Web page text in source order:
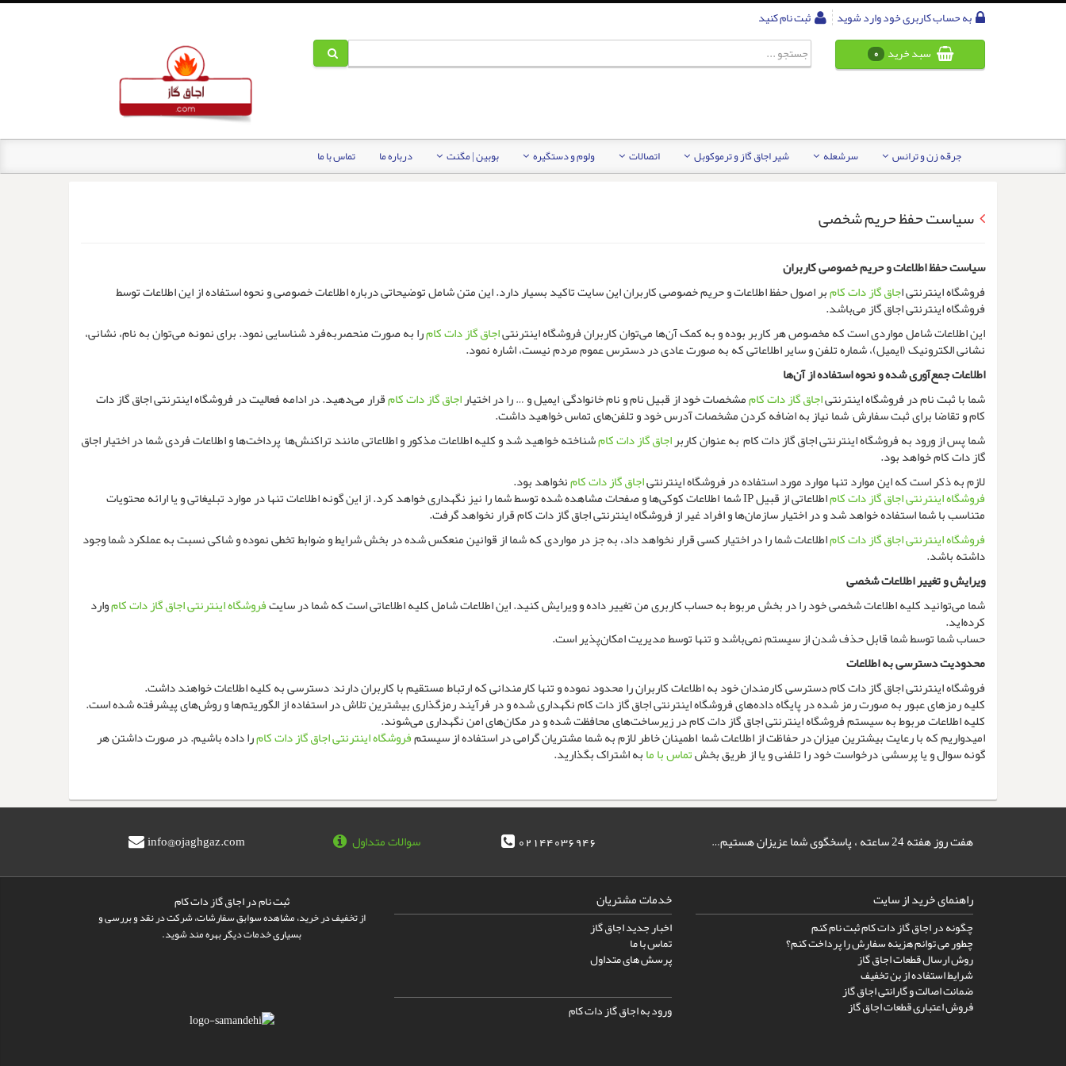
به حساب کاربری خود وارد شوید
ثبت نام کنید
سبد خرید
0
جرقه زن و ترانس سرشعله شیر اجاق گاز و ترموکوبل اتصالات ولوم و دستگیره بوبین | مگنت درباره ما تماس با ما
سیاست حفظ حریم شخصی
سیاست حفظ اطلاعات و حریم خصوصی کاربران
فروشگاه اینترنتی اجاق گاز دات کامبر اصول حفظ اطلاعات و حریم خصوصی کاربران این سایت تاکید بسیار دارد. این متن شامل توضیحاتی درباره اطلاعات خصوصی و نحوه استفاده از این اطلاعات توسط
فروشگاه اینترنتی اجاق گاز می‌باشد.
این اطلاعات شامل مواردی است که مخصوص هر کاربر بوده و به کمک آن‌ها می‌توان کاربران فروشگاه اینترنتیاجاق گاز دات کامرا به صورت منحصربه‌فرد شناسایی نمود. برای نمونه می‌توان به نام، نشانی،
نشانی الکترونیک (ایمیل)، شماره تلفن و سایر اطلاعاتی که به صورت عادی در دسترس عموم مردم نیست، اشاره نمود.
اطلاعات جمع‌آوری شده و نحوه استفاده از آن‌ها
شما با ثبت نام در فروشگاه اینترنتیاجاق گاز دات کاممشخصات خود از قبیل نام و نام خانوادگی٬ ایمیل و … را در اختیار اجاق گاز دات کامقرار می‌دهید. در ادامه فعالیت در فروشگاه اینترنتی اجاق گاز دات
کام و تقاضا برای ثبت سفارش٬ شما نیاز به اضافه کردن مشخصات آدرس خود و تلفن‌های تماس خواهید داشت.
شما پس از ورود به فروشگاه اینترنتی اجاق گاز دات کام٬ به عنوان کاربر
اجاق گاز دات کام شناخته خواهید شد و کلیه اطلاعات مذکور و اطلاعاتی مانند تراکنش‌ها٬ پرداخت‌ها و اطلاعات فردی شما در اختیار اجاق
گاز دات کام خواهد بود.
لازم به ذکر است که این موارد تنها موارد مورد استفاده در فروشگاه اینترنتیاجاق گاز دات کامنخواهد بود.
فروشگاه اینترنتی اجاق گاز دات کام اطلاعاتی از قبیل IP شما٬ اطلاعات کوکی‌ها و صفحات مشاهده شده توسط شما را نیز نگهداری خواهد کرد. از این گونه اطلاعات تنها در موارد تبلیغاتی و یا ارائه محتویات
متناسب با شما استفاده خواهد شد و در اختیار سازمان‌ها و افراد غیر از فروشگاه اینترنتی اجاق گاز دات کام قرار نخواهد گرفت.
فروشگاه اینترنتی اجاق گاز دات کاماطلاعات شما را در اختیار کسی قرار نخواهد داد، به جز در مواردی که شما از قوانین منعکس شده در بخش شرایط و ضوابط تخطی نموده و شاکی نسبت به عملکرد شما وجود
داشته باشد.
ویرایش و تغییر اطلاعات شخصی
شما می‌توانید کلیه اطلاعات شخصی خود را در بخش مربوط به حساب کاربری من تغییر داده و ویرایش کنید. این اطلاعات شامل کلیه اطلاعاتی است که شما در سایتفروشگاه اینترنتی اجاق گاز دات کاموارد
کرده‌اید.
حساب شما توسط شما قابل حذف شدن از سیستم نمی‌باشد و تنها توسط مدیریت امکان‌پذیر است.
محدودیت دسترسی به اطلاعات
فروشگاه اینترنتی اجاق گاز دات کام دسترسی کارمندان خود به اطلاعات کاربران را محدود نموده و تنها کارمندانی که ارتباط مستقیم با کاربران دارند٬ دسترسی به کلیه اطلاعات خواهند داشت.
کلیه رمزهای عبور به صورت رمز شده در پایگاه داده‌های فروشگاه اینترنتی اجاق گاز دات کام نگهداری شده و در فرآیند رمزگذاری بیشترین تلاش در استفاده از الگوریتم‌ها و روش‌های پیشرفته شده است.
کلیه اطلاعات مربوط به سیستم فروشگاه اینترنتی اجاق گاز دات کام در زیرساخت‌های محافظت شده و در مکان‌های امن نگهداری می‌شوند.
امیدواریم که با رعایت بیشترین میزان در حفاظت از اطلاعات شما٬‌ اطمینان خاطر لازم به شما مشتریان گرامی در استفاده از سیستم فروشگاه اینترنتی اجاق گاز دات کامرا داده باشیم. در صورت داشتن هر
گونه سوال و یا پرسشی٬ درخواست خود را تلفنی و یا از طریق بخش تماس با مابه اشتراک بگذارید.
هفت روز هفته 24 ساعته ، پاسخگوی شما عزیزان هستیم… 02144036946 سوالات متداول info@ojaghgaz.com
راهنمای خرید از سایت
چگونه در اجاق گاز دات کام ثبت نام کنم
چطور می توانم هزینه سفارش را پرداخت کنم؟
روش ارسال قطعات اجاق گاز
شرایط استفاده از بن تخفیف
ضمانت اصالت و گارانتی اجاق گاز
فروش اعتباری قطعات اجاق گاز
خدمات مشتریان
اخبار جدید اجاق گاز
تماس با ما
پرسش های متداول
ورود به اجاق گاز دات کام
ثبت نام در اجاق گاز دات کام
از تخفیف در خرید، مشاهده سوابق سفارشات، شرکت در نقد و بررسی و
بسیاری خدمات دیگر بهره مند شوید.